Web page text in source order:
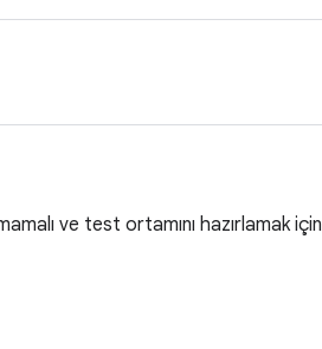
ve test ortamını hazırlamak için